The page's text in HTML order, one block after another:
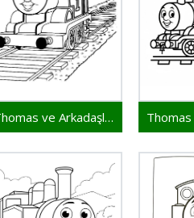
Thomas ve Arkadaşları 2